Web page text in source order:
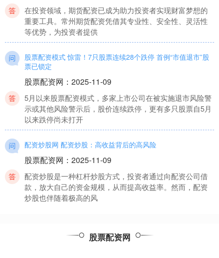
在投资领域，期货配资已成为助力投资者实现财富梦想的
重要工具。常州期货配资凭借其专业性、安全性、灵活性
等优势，为投资者提供
股票配资模式 惊雷！7只股票连续28个跌停 首例“市值退市”股
票已锁定
股票配资网 ： 2025-11-09
5月以来股票配资模式，多家上市公司在被实施退市风险警
示或其他风险警示后，股价连续跌停，更有多只股票自5月
以来跌停尚未打开
配资炒股网 配资炒股：高收益背后的高风险
股票配资网 ： 2025-11-09
配资炒股是一种杠杆炒股方式，投资者通过向配资公司借
款，放大自己的资金规模，从而提高收益率。然而，配资
炒股也伴随着极高的风
：2025-11-09
股票配资网